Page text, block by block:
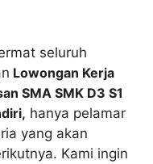
seluruh
Lowongan Kerja
SMA SMK D3 S1
hanya pelamar
yang akan
Kami ingin